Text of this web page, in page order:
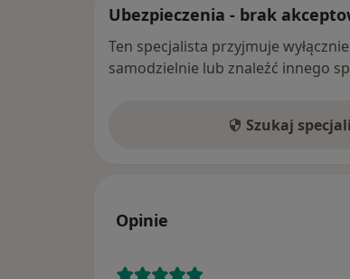
Ubezpieczenia - brak
Ten specjalista przyjmuje
samodzielnie lub znaleźć innego
Szukaj
Opinie